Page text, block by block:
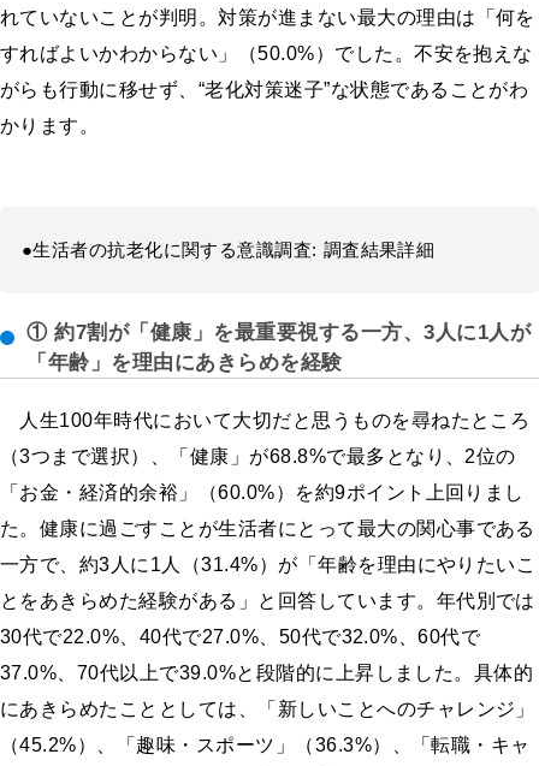
れていないことが判明。対策が進まない最大の理由は「何を
すればよいかわからない」（50.0%）でした。不安を抱えな
がらも行動に移せず、“老化対策迷子”な状態であることがわ
かります。
●生活者の抗老化に関する意識調査: 調査結果詳細
① 約7割が「健康」を最重要視する一方、3人に1人が
「年齢」を理由にあきらめを経験
人生100年時代において大切だと思うものを尋ねたところ
（3つまで選択）、「健康」が68.8%で最多となり、2位の
「お金・経済的余裕」（60.0%）を約9ポイント上回りまし
た。健康に過ごすことが生活者にとって最大の関心事である
一方で、約3人に1人（31.4%）が「年齢を理由にやりたいこ
とをあきらめた経験がある」と回答しています。年代別では
30代で22.0%、40代で27.0%、50代で32.0%、60代で
37.0%、70代以上で39.0%と段階的に上昇しました。具体的
にあきらめたこととしては、「新しいことへのチャレンジ」
（45.2%）、「趣味・スポーツ」（36.3%）、「転職・キャ